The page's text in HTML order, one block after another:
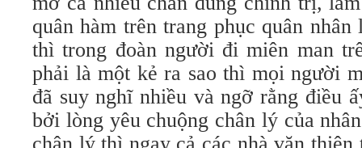
quân hàm trên trang phục quân
thì trong đoàn người đi miên man
phải là một kẻ ra sao thì mọi người
đã suy nghĩ nhiều và ngỡ rằng điều
bởi lòng yêu chuộng chân lý của